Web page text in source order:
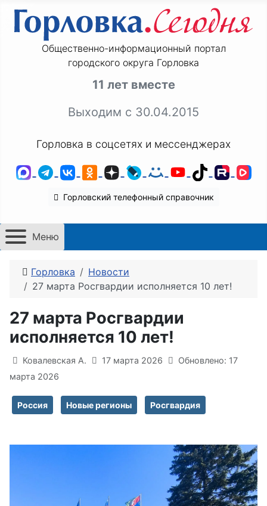
Общественно-информационный портал
городского округа Горловка
11 лет вместе
Выходим с 30.04.2015
Горловка в соцсетях и мессенджерах
MAXTelegram
ВКонтакте
Одноклассники
ДзенLiveJournal
Мой Мир
YouTube
TikTok
Горловский телефонный справочник
Меню
Горловка
Новости
27 марта Росгвардии исполняется 10 лет!
27 марта Росгвардии
исполняется 10 лет!
Информация о материале
Ковалевская А. 17 марта 2026
Обновлено: 17
марта 2026
Россия Новые регионы Росгвардия